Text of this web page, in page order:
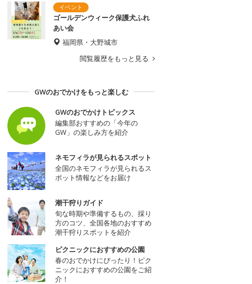
ゴールデンウィーク保護犬ふれ
あい会
福岡県・大野城市
閲覧履歴をもっと見る
GWのおでかけをもっと楽しむ
GWのおでかけトピックス
編集部おすすめの「今年の
GW」の楽しみ方を紹介
ネモフィラが見られるスポット
全国のネモフィラが見られるス
ポット情報などをお届け
潮干狩りガイド
旬な時期や準備するもの、採り
方のコツ、全国各地のおすすめ
潮干狩りスポットを紹介
ピクニックにおすすめの公園
春のおでかけにぴったり！ピク
ニックにおすすめの公園をご紹
介！